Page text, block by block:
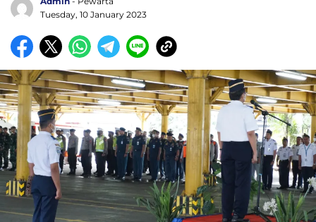
Tuesday, 10 January 2023